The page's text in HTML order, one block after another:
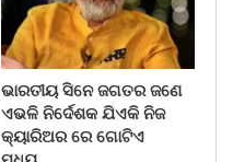
ଭାରତୀୟ ସିନେ ଜଗତର ଜଣେ
ଏଭଳି ନିର୍ଦେଶକ ଯିଏକି ନିଜ
କ୍ୟାରିଅର ରେ ଗୋଟିଏ